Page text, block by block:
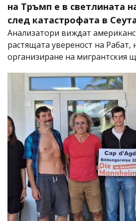
на Тръмп е в светлината
след катастрофата в
Анализатори виждат
растящата увереност на Рабат,
организиране на мигрантския